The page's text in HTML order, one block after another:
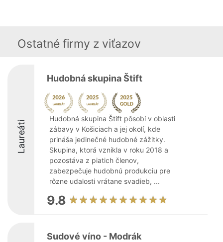
Ostatné firmy z viťazov
Laureáti
Hudobná skupina Štift
Hudobná skupina Štift pôsobí v oblasti
zábavy v Košiciach a jej okolí, kde
prináša jedinečné hudobné zážitky.
Skupina, ktorá vznikla v roku 2018 a
pozostáva z piatich členov,
zabezpečuje hudobnú produkciu pre
rôzne udalosti vrátane svadieb, ...
9.8
Sudové víno - Modrák